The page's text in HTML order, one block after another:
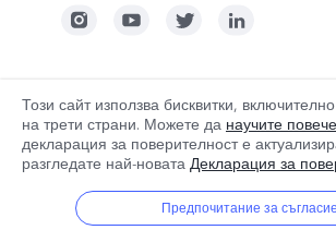
Гаранционна политика
Политика за бисквитките на vivo |
Този сайт използва бисквитки,
на трети страни. Можете да научите повече
декларация за поверителност е
разгледате най-новата Декларация за
Предпочитание за съгласие